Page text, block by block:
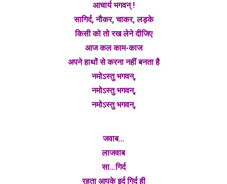
आचार्य भगवन् !
सागिर्द, नौकर, चाकर, लड़के
किसी को तो रख लेने दीजिए
आज कल काम-काज
अपने हाथों से करना नहीं बनता है
नमोऽस्तु भगवन्,
नमोऽस्तु भगवन्,
नमोऽस्तु भगवन्,
जवाब…
लाजवाब
सा…गिर्द
रहता आपके इर्द गिर्द ही